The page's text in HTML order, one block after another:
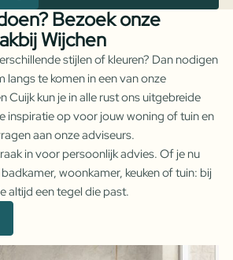
Bezoek onze
Wijchen
stijlen of kleuren? Dan nodigen
langs te komen in een van onze
Cuijk kun je in alle rust ons uitgebreide
inspiratie op voor jouw woning of tuin en
aan onze adviseurs.
in voor persoonlijk advies. Of je nu
woonkamer, keuken of tuin: bij
altijd een tegel die past.